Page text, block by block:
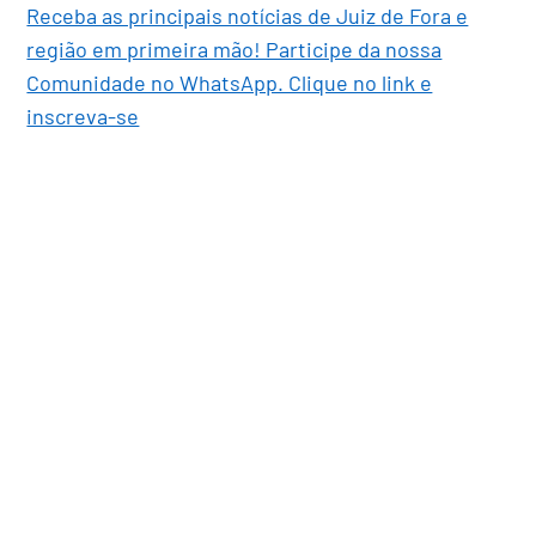
Receba as principais notícias de Juiz de Fora e
região em primeira mão! Participe da nossa
Comunidade no WhatsApp. Clique no link e
inscreva-se